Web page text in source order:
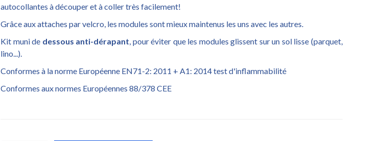
autocollantes à découper et à coller très facilement!
Grâce aux attaches par velcro, les modules sont mieux maintenus les uns avec les autres.
Kit muni de dessous anti-dérapant, pour éviter que les modules glissent sur un sol lisse (parquet,
lino...).
Conformes à la norme Européenne EN71-2: 2011 + A1: 2014 test d'inflammabilité
Conformes aux normes Européennes 88/378 CEE